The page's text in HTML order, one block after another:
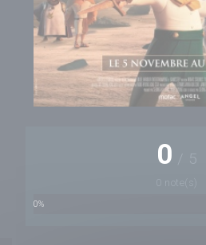
0 / 5
0 note(s)
0%